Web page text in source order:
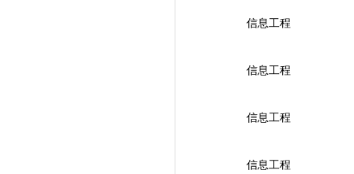
信息工程
信息工程
信息工程
信息工程